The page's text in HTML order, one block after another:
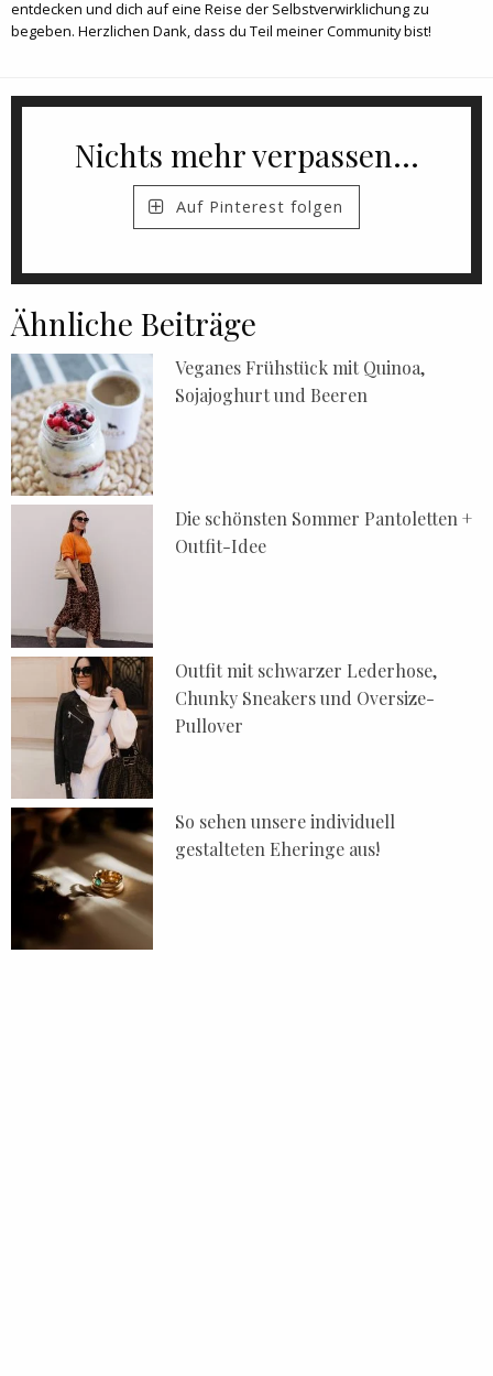
entdecken und dich auf eine Reise der Selbstverwirklichung zu
begeben. Herzlichen Dank, dass du Teil meiner Community bist!
Nichts mehr verpassen...
Auf Pinterest folgen
Ähnliche Beiträge
Veganes Frühstück mit Quinoa,
Sojajoghurt und Beeren
Die schönsten Sommer Pantoletten +
Outfit-Idee
Outfit mit schwarzer Lederhose,
Chunky Sneakers und Oversize-
Pullover
So sehen unsere individuell
gestalteten Eheringe aus!